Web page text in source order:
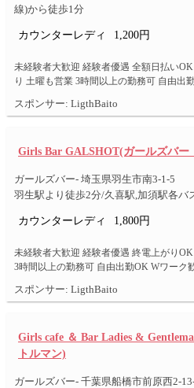
線)から徒歩1分
カウンターレディ 1,200円
未経験者大歓迎 経験者優遇 全額日払い
り 土曜も営業 3時間以上の勤務可 自由出
スポンサー: LigthBaito
Girls Bar GALSHOT(ガールズバ
ガールズバー- 埼玉県羽生市南3-1-5
羽生駅より徒歩2分/久喜駅,加須駅各バ
カウンターレディ 1,800円
未経験者大歓迎 経験者優遇 終電上がり
3時間以上の勤務可 自由出勤OK Wワーク
スポンサー: LigthBaito
Girls cafe ＆ Bar Ladies &
トルマン)
ガールズバー- 千葉県船橋市前原西2-